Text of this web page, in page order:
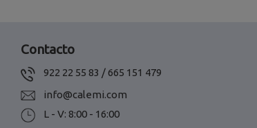
Contacto
922 22 55 83 / 665 151 479
info@calemi.com
L - V: 8:00 - 16:00